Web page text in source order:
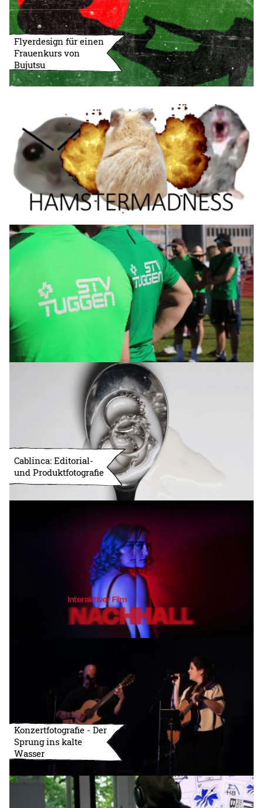
Flyerdesign für einen
Frauenkurs von
Bujutsu
Cablinca: Editorial-
und Produktfotografie
Konzertfotografie - Der
Sprung ins kalte
Wasser